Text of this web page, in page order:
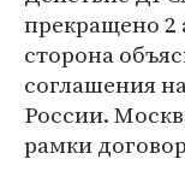
прекращено 2
сторона
соглашения
России.
рамки